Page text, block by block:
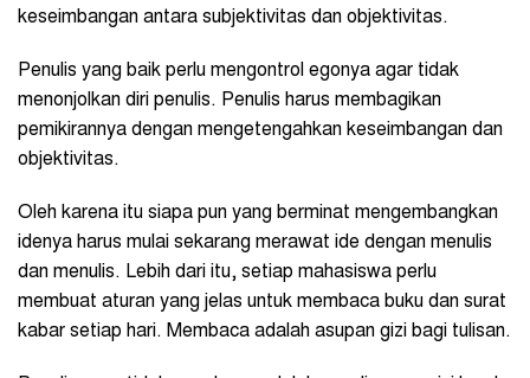
keseimbangan antara subjektivitas dan objektivitas.
Penulis yang baik perlu mengontrol egonya agar tidak
menonjolkan diri penulis. Penulis harus membagikan
pemikirannya dengan mengetengahkan keseimbangan dan
objektivitas.
Oleh karena itu siapa pun yang berminat mengembangkan
idenya harus mulai sekarang merawat ide dengan menulis
dan menulis. Lebih dari itu, setiap mahasiswa perlu
membuat aturan yang jelas untuk membaca buku dan surat
kabar setiap hari. Membaca adalah asupan gizi bagi tulisan.